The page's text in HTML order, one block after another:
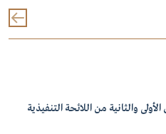
والثانية من اللائحة التنفيذية